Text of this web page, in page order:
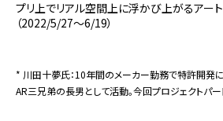
プリ上でリアル空間上に浮かび上がるアート
（2022/5/27～6/19）
* 川田十夢氏：10年間のメーカー勤務で特許開発に
AR三兄弟の長男として活動。今回プロジェクトパー